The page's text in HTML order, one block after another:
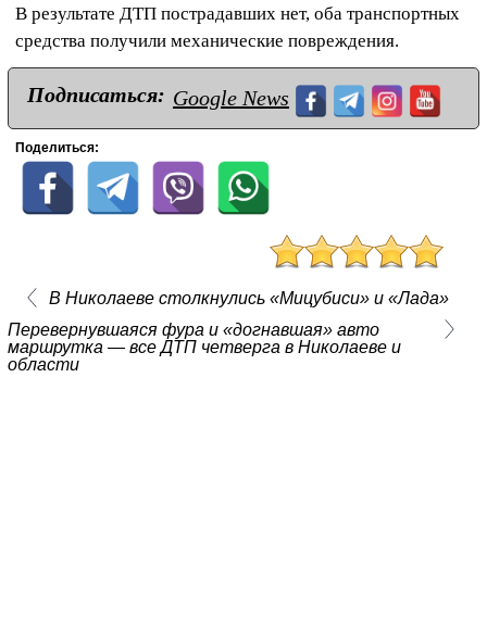
В результате ДТП пострадавших нет, оба транспортных
средства получили механические повреждения.
Подписаться: Google News
Поделиться:
В Николаеве столкнулись «Мицубиси» и «Лада»
Перевернувшаяся фура и «догнавшая» авто
маршрутка — все ДТП четверга в Николаеве и
области